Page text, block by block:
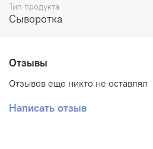
F), токоферола ацетат (витамин
сыворотки средство основного
применения.
Тип продукта
Сыворотка
Отзывы
Отзывов еще никто не оставлял
Написать отзыв